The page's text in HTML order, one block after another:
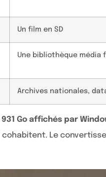
Un film en SD
Une bibliothèque média
Archives nationales,
931 Go affichés par
cohabitent. Le